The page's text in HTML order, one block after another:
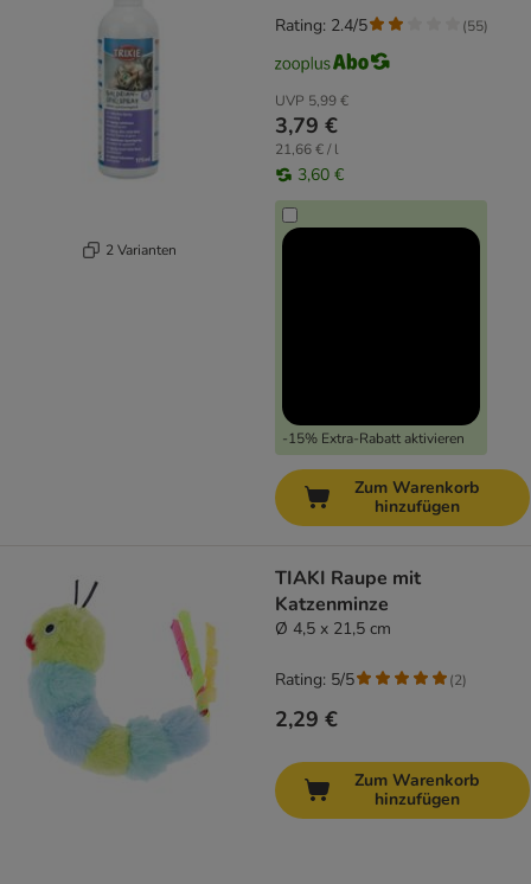
2 Varianten
UVP 5,99 €
3,79 €
21,66 € / l
3,60 €
-15% Extra-Rabatt aktivieren
Rating: 2.4/5 (55)
Zum Warenkorb
hinzufügen
TIAKI Raupe mit
Katzenminze
Ø 4,5 x 21,5 cm
2,29 €
Rating: 5/5 (2)
Zum Warenkorb
hinzufügen